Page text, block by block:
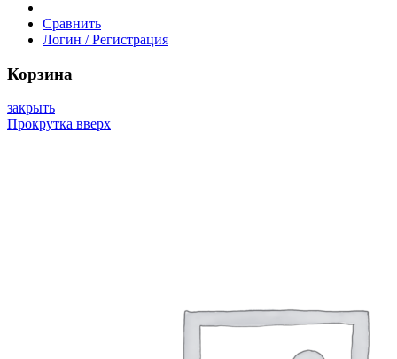
Сравнить
Логин / Регистрация
Корзина
закрыть
Прокрутка вверх